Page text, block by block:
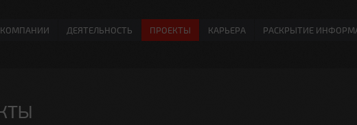
ДЕЯТЕЛЬНОСТЬ ПРОЕКТЫ КАРЬЕРА РАСКРЫТИЕ